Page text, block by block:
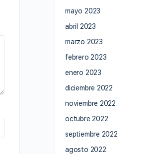
mayo 2023
abril 2023
marzo 2023
febrero 2023
enero 2023
diciembre 2022
noviembre 2022
octubre 2022
septiembre 2022
agosto 2022